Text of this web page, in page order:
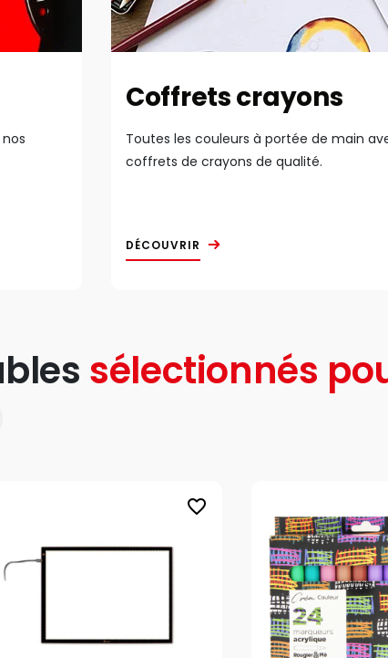
Coffrets crayons
Toutes les couleurs à portée de main
coffrets de crayons de qualité.
DÉCOUVRIR
sélectionnés
favorite_border